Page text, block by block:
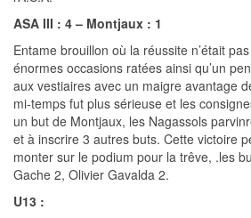
ASA III : 4 – Montjaux : 1
Entame brouillon où la réussite n’était
énormes occasions ratées ainsi qu’un
aux vestiaires avec un maigre avantage
mi-temps fut plus sérieuse et les
un but de Montjaux, les Nagassols
et à inscrire 3 autres buts. Cette victoire
monter sur le podium pour la trêve, .les
Gache 2, Olivier Gavalda 2.
U13 :